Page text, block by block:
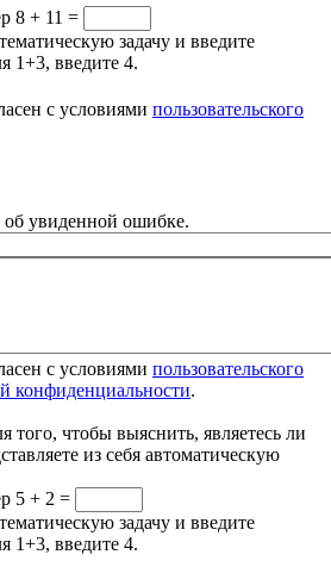
8 + 11 =
задачу и введите
1+3, введите 4.
с условиями пользовательского
увиденной ошибке.
с условиями пользовательского
конфиденциальности.
того, чтобы выяснить, являетесь ли
из себя автоматическую
5 + 2 =
задачу и введите
1+3, введите 4.